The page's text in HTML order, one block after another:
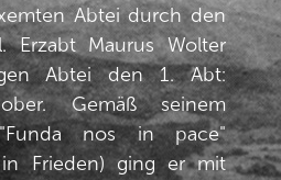
Abtei durch den
Erzabt Maurus Wolter
Abtei den 1. Abt:
Gemäß seinem
nos in pace"
Frieden) ging er mit